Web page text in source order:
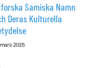
Samiska Namn
Deras Kulturella
2025